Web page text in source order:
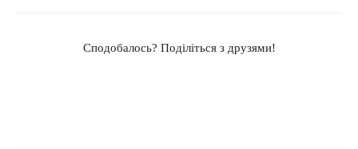
Сподобалось? Поділіться з друзями!